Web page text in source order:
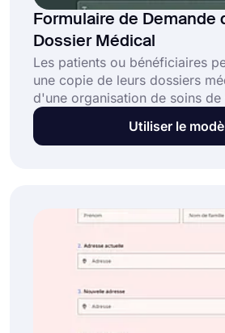
Formulaire de Demande
Dossier Médical
Les patients ou bénéficiaires
une copie de leurs dossiers
d'une organisation de soins de
hôpitaux et les cliniques
formulaire de demande pour
Utiliser le